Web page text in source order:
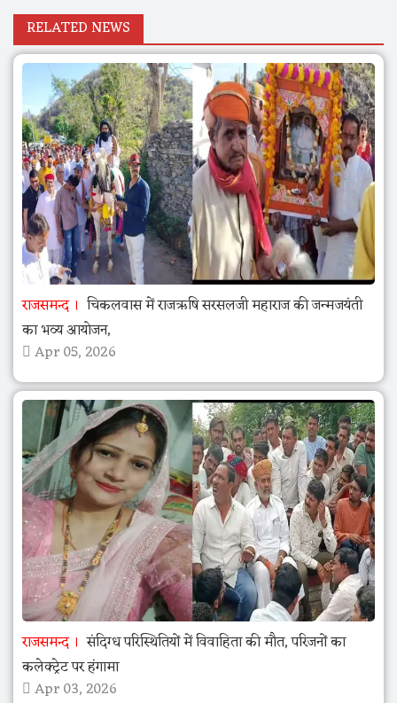
RELATED NEWS
राजसमन्द
चिकलवास में राजऋषि सरसलजी महाराज की जन्मजयंती
का भव्य आयोजन,
Apr 05, 2026
राजसमन्द
संदिग्ध परिस्थितियों में विवाहिता की मौत, परिजनों का
कलेक्ट्रेट पर हंगामा
Apr 03, 2026